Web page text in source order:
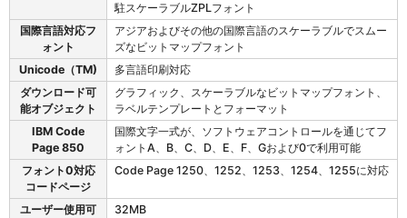
6
の
フ
ン
フ
駐スケーラブルZPLフォント
国際言語対応フ
ォント
アジアおよびその他の国際言語のスケーラブルでスムー
ズなビットマップフォント
Unicode（TM)
多言語印刷対応
ダウンロード可
能オブジェクト
グラフィック、スケーラブルなビットマップフォント、
ラベルテンプレートとフォーマット
IBM Code
Page 850
国際文字一式が、ソフトウェアコントロールを通じてフ
ォントA、B、C、D、E、F、Gおよび0で利用可能
フォント0対応
コードページ
Code Page 1250、1252、1253、1254、1255に対応
ユーザー使用可
32MB